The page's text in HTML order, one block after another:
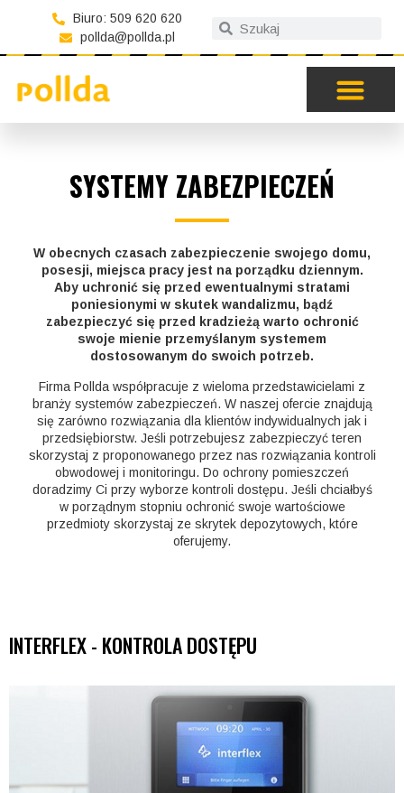
Biuro: 509 620 620
pollda@pollda.pl
SYSTEMY ZABEZPIECZEŃ
W obecnych czasach zabezpieczenie swojego domu,
posesji, miejsca pracy jest na porządku dziennym.
Aby uchronić się przed ewentualnymi stratami
poniesionymi w skutek wandalizmu, bądź
zabezpieczyć się przed kradzieżą warto ochronić
swoje mienie przemyślanym systemem
dostosowanym do swoich potrzeb.
Firma Pollda współpracuje z wieloma przedstawicielami z
branży systemów zabezpieczeń. W naszej ofercie znajdują
się zarówno rozwiązania dla klientów indywidualnych jak i
przedsiębiorstw. Jeśli potrzebujesz zabezpieczyć teren
skorzystaj z proponowanego przez nas rozwiązania kontroli
obwodowej i monitoringu. Do ochrony pomieszczeń
doradzimy Ci przy wyborze kontroli dostępu. Jeśli chciałbyś
w porządnym stopniu ochronić swoje wartościowe
przedmioty skorzystaj ze skrytek depozytowych, które
oferujemy.
INTERFLEX - KONTROLA DOSTĘPU